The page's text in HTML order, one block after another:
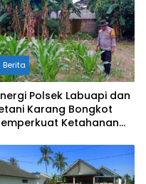
Berita
Polsek Labuapi dan
Karang Bongkot
Ketahanan